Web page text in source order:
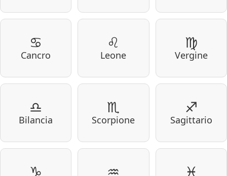
♋
Cancro
♌
Leone
♍
Vergine
♎
Bilancia
♏
Scorpione
♐
Sagittario
♑ ♒ ♓